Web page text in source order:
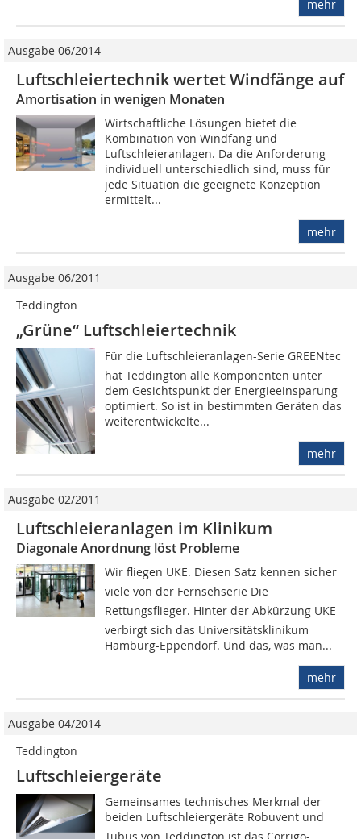
mehr
Ausgabe 06/2014
Luftschleiertechnik wertet Windfänge auf
Amortisation in wenigen Monaten
Wirtschaftliche Lösungen bietet die
Kombination von Windfang und
Luftschleieranlagen. Da die Anforderung
individuell unterschiedlich sind, muss für
jede Situation die geeignete Konzeption
ermittelt...
mehr
Ausgabe 06/2011
Teddington
„Grüne“ Luftschleiertechnik
Für die Luftschleieranlagen-Serie GREENtec
hat Teddington alle Komponenten unter
dem Gesichtspunkt der Energieeinsparung
optimiert. So ist in bestimmten Geräten das
weiterentwickelte...
mehr
Ausgabe 02/2011
Luftschleieranlagen im Klinikum
Diagonale Anordnung löst Probleme
Wir fliegen UKE. Diesen Satz kennen sicher
viele von der Fernsehserie Die
Rettungsflieger. Hinter der Abkürzung UKE
verbirgt sich das Universitätsklinikum
Hamburg-Eppendorf. Und das, was man...
mehr
Ausgabe 04/2014
Teddington
Luftschleiergeräte
Gemeinsames technisches Merkmal der
beiden Luftschleiergeräte Robuvent und